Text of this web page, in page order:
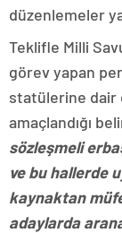
düzenlemeler
Teklifle Milli
görev yapan
statülerine dair
amaçlandığı
sözleşmeli
ve bu hallerde
kaynaktan
adaylarda